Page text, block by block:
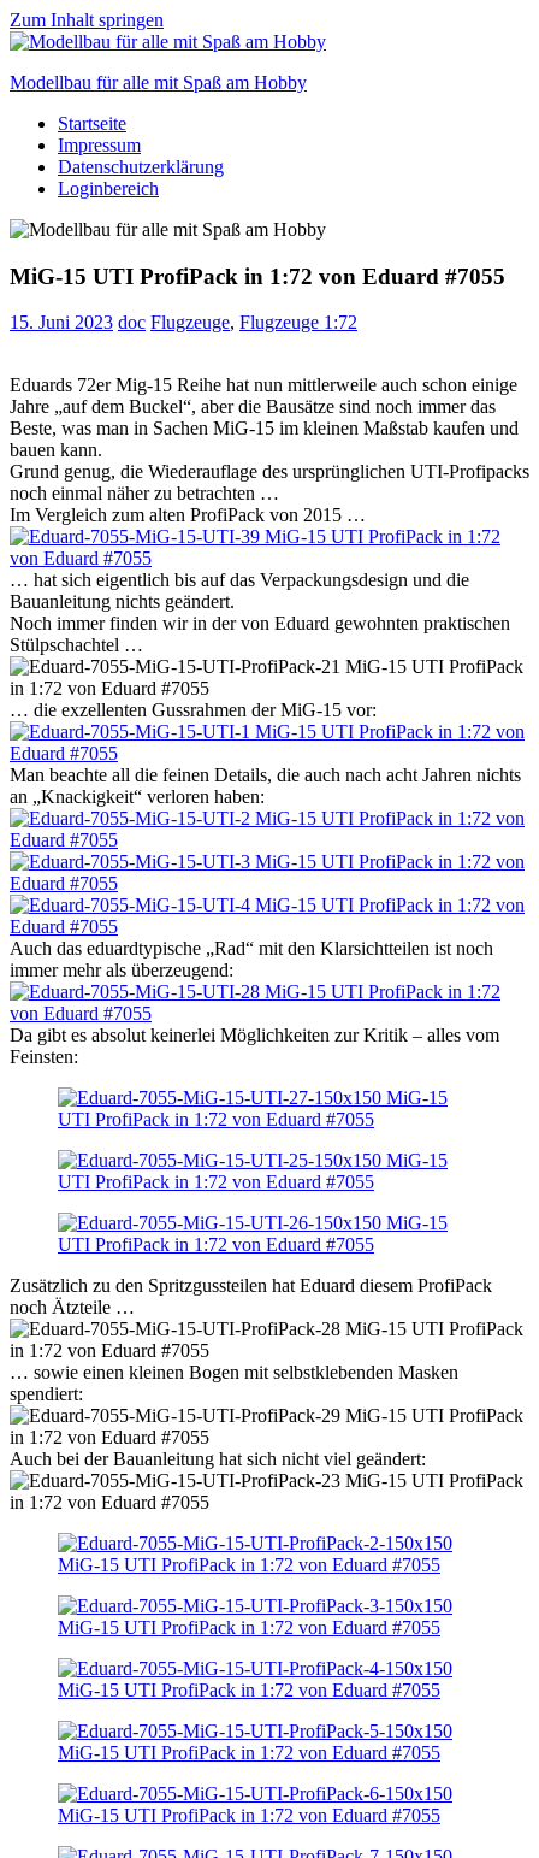
Zum Inhalt springen
Modellbau für alle mit Spaß am Hobby
Scale
modelling
to
Startseite
Impressum
Datenschutzerklärung
Loginbereich
MiG-15 UTI ProfiPack in 1:72 von Eduard #7055
15. Juni 2023 doc Flugzeuge, Flugzeuge 1:72
Eduards 72er Mig-15 Reihe hat nun mittlerweile auch schon einige
Jahre „auf dem Buckel“, aber die Bausätze sind noch immer das
Beste, was man in Sachen MiG-15 im kleinen Maßstab kaufen und
bauen kann.
Grund genug, die Wiederauflage des ursprünglichen UTI-Profipacks
noch einmal näher zu betrachten …
Im Vergleich zum alten ProfiPack von 2015 …
… hat sich eigentlich bis auf das Verpackungsdesign und die
Bauanleitung nichts geändert.
Noch immer finden wir in der von Eduard gewohnten praktischen
Stülpschachtel …
… die exzellenten Gussrahmen der MiG-15 vor:
Man beachte all die feinen Details, die auch nach acht Jahren nichts
an „Knackigkeit“ verloren haben:
Auch das eduardtypische „Rad“ mit den Klarsichtteilen ist noch
immer mehr als überzeugend:
Da gibt es absolut keinerlei Möglichkeiten zur Kritik – alles vom
Feinsten:
Zusätzlich zu den Spritzgussteilen hat Eduard diesem ProfiPack
noch Ätzteile …
… sowie einen kleinen Bogen mit selbstklebenden Masken
spendiert:
Auch bei der Bauanleitung hat sich nicht viel geändert: